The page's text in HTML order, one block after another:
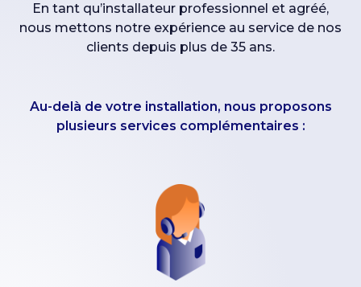
En tant qu’installateur professionnel et agréé,
nous mettons notre expérience au service de nos
clients depuis plus de 35 ans.
Au-delà de votre installation, nous proposons
plusieurs services complémentaires :